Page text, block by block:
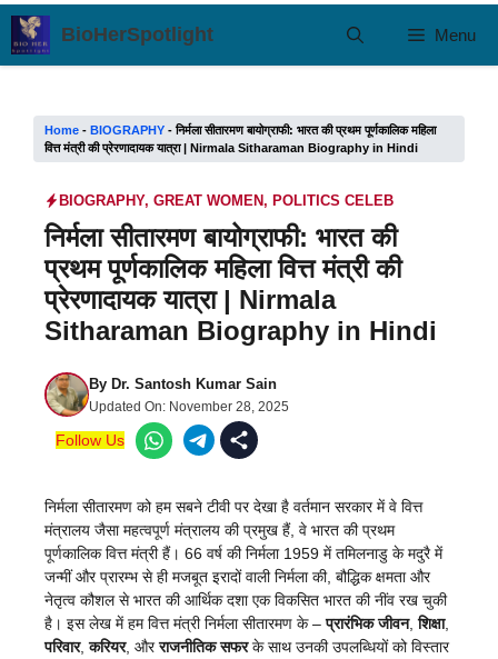
Skip
BioHerSpotlight Menu
Home - BIOGRAPHY -निर्मला सीतारमण बायोग्राफी: भारत की प्रथम पूर्णकालिक महिला
वित्त मंत्री की प्रेरणादायक यात्रा | Nirmala Sitharaman Biography in Hindi
BIOGRAPHY, GREAT WOMEN, POLITICS CELEB
निर्मला सीतारमण बायोग्राफी: भारत की
प्रथम पूर्णकालिक महिला वित्त मंत्री की
प्रेरणादायक यात्रा | Nirmala
Sitharaman Biography in Hindi
By Dr. Santosh Kumar Sain
Updated On: November 28, 2025
Follow Us
निर्मला सीतारमण को हम सबने टीवी पर देखा है वर्तमान सरकार में वे वित्त
मंत्रालय जैसा महत्वपूर्ण मंत्रालय की प्रमुख हैं, वे भारत की प्रथम
पूर्णकालिक वित्त मंत्री हैं। 66 वर्ष की निर्मला 1959 में तमिलनाडु के मदुरै में
जन्मीं और प्रारम्भ से ही मजबूत इरादों वाली निर्मला की, बौद्धिक क्षमता और
नेतृत्व कौशल से भारत की आर्थिक दशा एक विकसित भारत की नींव रख चुकी
है। इस लेख में हम वित्त मंत्री निर्मला सीतारमण के –प्रारंभिक जीवन,शिक्षा,
परिवार, करियर, औरराजनीतिक सफरके साथ उनकी उपलब्धियों को विस्तार